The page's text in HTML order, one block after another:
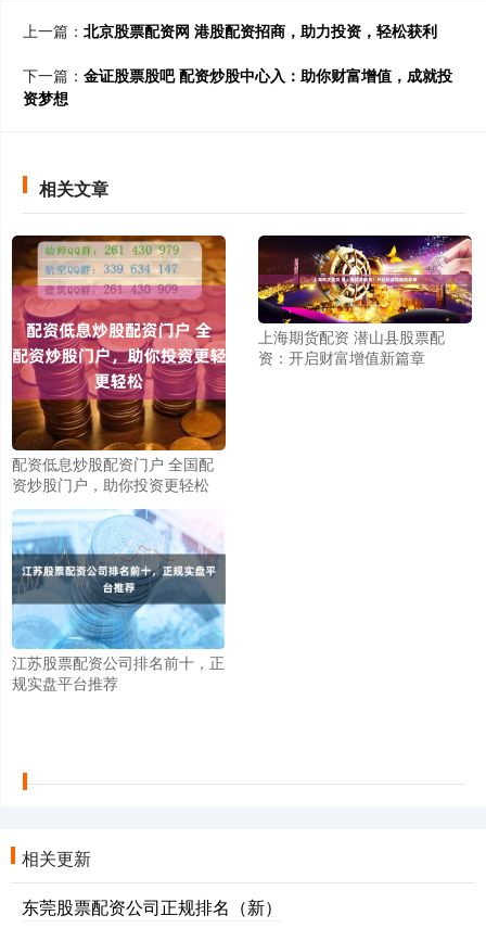
上一篇： 北京股票配资网 港股配资招商，助力投资，轻松获利
下一篇： 金证股票股吧 配资炒股中心入：助你财富增值，成就投
资梦想
相关文章
配资低息炒股配资门户 全国配
资炒股门户，助你投资更轻松
上海期货配资 潜山县股票配
资：开启财富增值新篇章
江苏股票配资公司排名前十，正
规实盘平台推荐
相关更新
东莞股票配资公司正规排名（新）